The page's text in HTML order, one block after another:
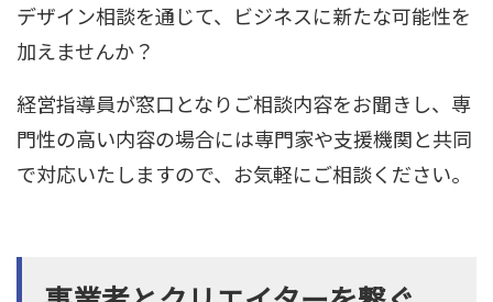
デザイン相談を通じて、ビジネスに新たな可能性を
加えませんか？
経営指導員が窓口となりご相談内容をお聞きし、専
門性の高い内容の場合には専門家や支援機関と共同
で対応いたしますので、お気軽にご相談ください。